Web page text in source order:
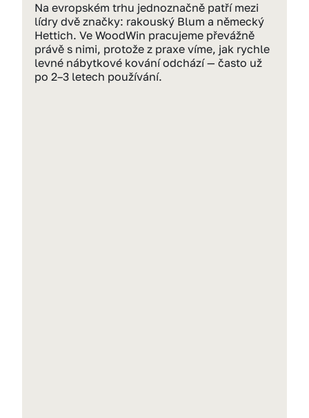
Na evropském trhu jednoznačně patří mezi
lídry dvě značky: rakouský Blum a německý
Hettich. Ve WoodWin pracujeme převážně
právě s nimi, protože z praxe víme, jak rychle
levné nábytkové kování odchází — často už
po 2–3 letech používání.